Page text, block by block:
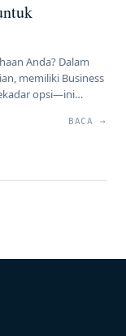
Anda? Dalam
memiliki Business
opsi—ini
bahwa gangguan
BACA →